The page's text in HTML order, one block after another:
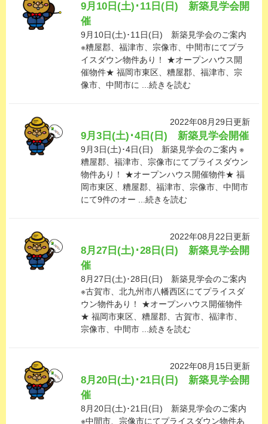
9月10日(土)･11日(日) 新築見学会開
催
9月10日(土)･11日(日) 新築見学会のご案内
※糟屋郡、福津市、宗像市、中間市にてプラ
イスダウン物件あり！ ★オープンハウス開
催物件★ 福岡市東区、糟屋郡、福津市、宗
像市、中間市に ...続きを読む
2022年08月29日更新
9月3日(土)･4日(日) 新築見学会開催
9月3日(土)･4日(日) 新築見学会のご案内 ※
糟屋郡、福津市、宗像市にてプライスダウン
物件あり！ ★オープンハウス開催物件★ 福
岡市東区、糟屋郡、福津市、宗像市、中間市
にて9件のオー ...続きを読む
2022年08月22日更新
8月27日(土)･28日(日) 新築見学会開
催
8月27日(土)･28日(日) 新築見学会のご案内
※古賀市、北九州市八幡西区にてプライスダ
ウン物件あり！ ★オープンハウス開催物件
★ 福岡市東区、糟屋郡、古賀市、福津市、
宗像市、中間市 ...続きを読む
2022年08月15日更新
8月20日(土)･21日(日) 新築見学会開
催
8月20日(土)･21日(日) 新築見学会のご案内
※中間市、宗像市にてプライスダウン物件あ